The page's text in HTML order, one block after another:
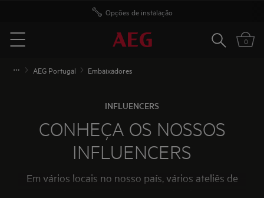
Opções de instalação
Menu
Pesquisar
0
AEG Portugal Embaixadores
INFLUENCERS
CONHEÇA OS NOSSOS
INFLUENCERS
Em vários locais no nosso país, vários ateliês de